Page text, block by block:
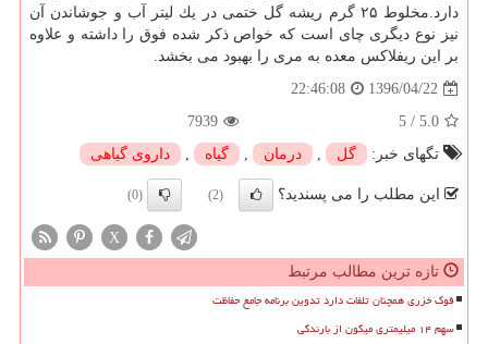
دارد.مخلوط ۲۵ گرم ریشه گل ختمی در یك لیتر آب و جوشاندن آن
نیز نوع دیگری چای است كه خواص ذكر شده فوق را داشته و علاوه
بر این ریفلاكس معده به مری را بهبود می بخشد.
1396/04/22
22:46:08
5.0
/
5
7939
تگهای خبر:
گل , درمان , گیاه , داروی گیاهی
این مطلب را می پسندید؟ (2)
(0)
X
تازه ترین مطالب مرتبط
فوک خزری همچنان تلفات دارد تدوین برنامه جامع حفاظت
سهم ۱۴ میلیمتری میگون از بارندگی